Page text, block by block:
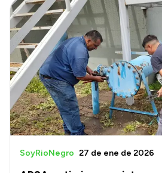
SoyRioNegro 27 de ene de 2026